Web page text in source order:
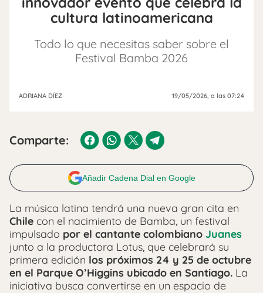
cultura latinoamericana
Todo lo que necesitas saber sobre el
Festival Bamba 2026
ADRIANA DÍEZ 19/05/2026, a las 07:24
Comparte:
Añadir Cadena Dial en Google
La música latina tendrá una nueva gran cita en
Chile con el nacimiento de Bamba, un festival
impulsado por el cantante colombiano Juanes
junto a la productora Lotus, que celebrará su
primera edición los próximos 24 y 25 de octubre
en el Parque O’Higgins ubicado en Santiago. La
iniciativa busca convertirse en un espacio de